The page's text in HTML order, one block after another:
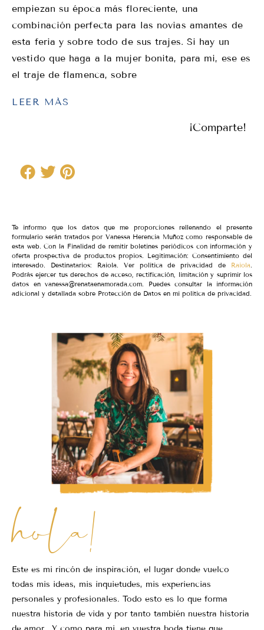
empiezan su época más floreciente, una
combinación perfecta para las novias amantes de
esta feria y sobre todo de sus trajes. Si hay un
vestido que haga a la mujer bonita, para mi, ese es
el traje de flamenca, sobre
LEER MÁS
¡Comparte!
Te informo que los datos que me proporciones rellenando el presente
formulario serán tratados por Vanessa Herencia Muñoz como responsable de
esta web. Con la Finalidad de remitir boletines periódicos con información y
oferta prospectiva de productos propios. Legitimación: Consentimiento del
interesado. Destinatarios: Raiola. Ver política de privacidad de Raiola.
Podrás ejercer tus derechos de acceso, rectificación, limitación y suprimir los
datos en vanessa@renataenamorada.com. Puedes consultar la información
adicional y detallada sobre Protección de Datos en mi política de privacidad.
hola!
Este es mi rincón de inspiración, el lugar donde vuelco
todas mis ideas, mis inquietudes, mis experiencias
personales y profesionales. Todo esto es lo que forma
nuestra historia de vida y por tanto también nuestra historia